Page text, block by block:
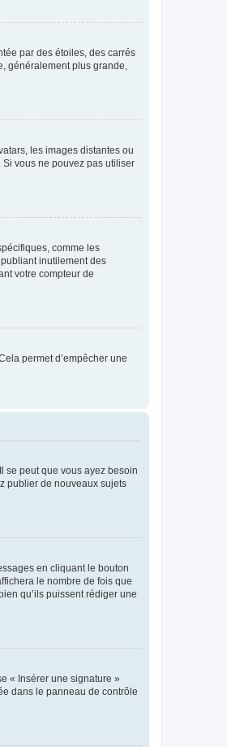
par des étoiles, des carrés
généralement plus grande,
les images distantes ou
vous ne pouvez pas utiliser
comme les
inutilement des
votre compteur de
permet d’empêcher une
se peut que vous ayez besoin
publier de nouveaux sujets
en cliquant le bouton
le nombre de fois que
qu’ils puissent rédiger une
« Insérer une signature »
dans le panneau de contrôle